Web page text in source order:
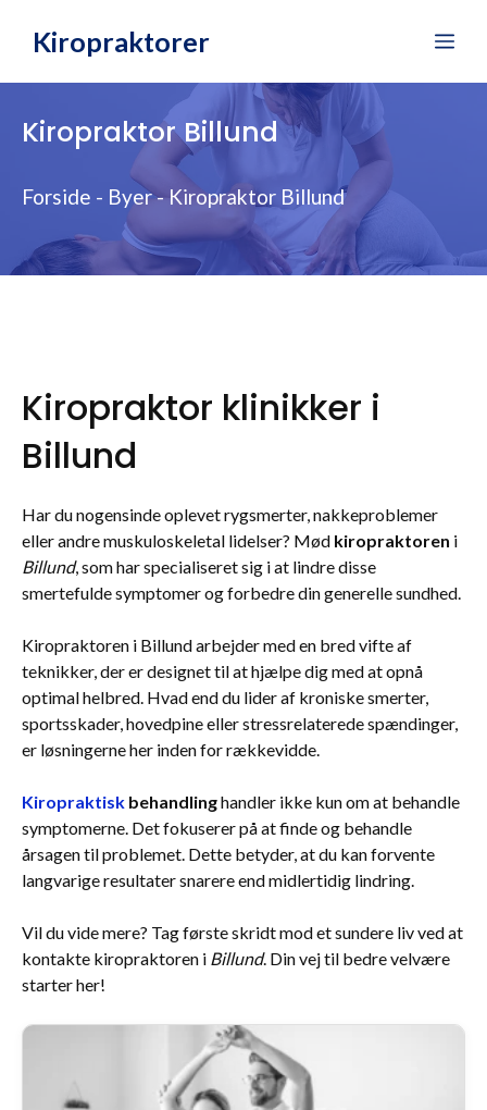
Kiropraktorer
Kiropraktor Billund
Forside - Byer-Kiropraktor Billund
Kiropraktor klinikker i
Billund
Har du nogensinde oplevet rygsmerter, nakkeproblemer
eller andre muskuloskeletal lidelser? Mød kiropraktoren i
Billund, som har specialiseret sig i at lindre disse
smertefulde symptomer og forbedre din generelle sundhed.
Kiropraktoren i Billund arbejder med en bred vifte af
teknikker, der er designet til at hjælpe dig med at opnå
optimal helbred. Hvad end du lider af kroniske smerter,
sportsskader, hovedpine eller stressrelaterede spændinger,
er løsningerne her inden for rækkevidde.
Kiropraktisk behandlinghandler ikke kun om at behandle
symptomerne. Det fokuserer på at finde og behandle
årsagen til problemet. Dette betyder, at du kan forvente
langvarige resultater snarere end midlertidig lindring.
Vil du vide mere? Tag første skridt mod et sundere liv ved at
kontakte kiropraktoren i Billund. Din vej til bedre velvære
starter her!